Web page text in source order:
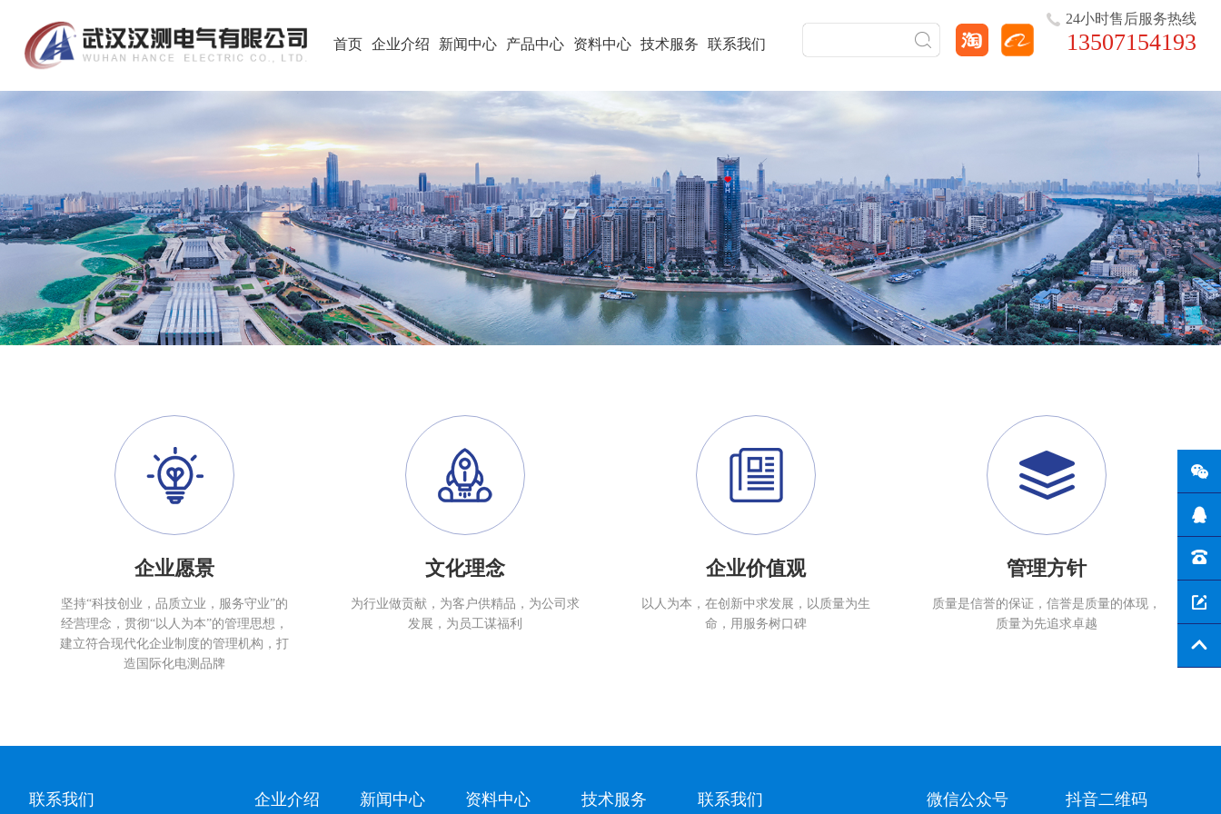
24小时售后服务热线
13507154193
首页 企业介绍 新闻中心 产品中心 资料中心 技术服务 联系我们
企业愿景
坚持“科技创业，品质立业，服务守业”的
经营理念，贯彻“以人为本”的管理思想，
建立符合现代化企业制度的管理机构，打
造国际化电测品牌
文化理念
为行业做贡献，为客户供精品，为公司求
发展，为员工谋福利
企业价值观
以人为本，在创新中求发展，以质量为生
命，用服务树口碑
管理方针
质量是信誉的保证，信誉是质量的体现，
质量为先追求卓越
联系我们 企业介绍 新闻中心 资料中心 技术服务 联系我们 微信公众号 抖音二维码